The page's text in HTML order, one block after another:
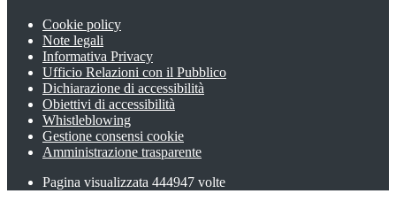
Cookie policy
Note legali
Informativa Privacy
Ufficio Relazioni con il Pubblico
Dichiarazione di accessibilità
Obiettivi di accessibilità
Whistleblowing
Gestione consensi cookie
Amministrazione trasparente
Pagina visualizzata 444947 volte